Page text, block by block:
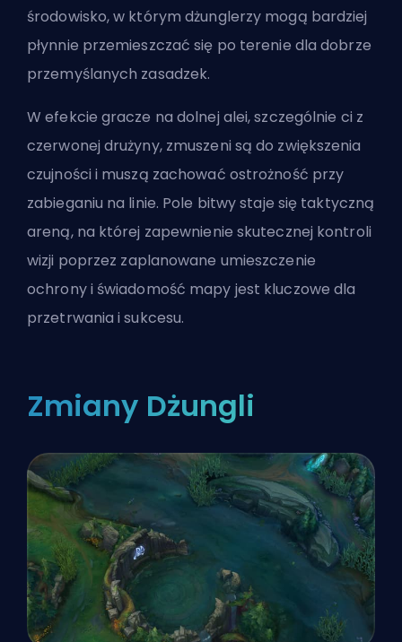
środowisko, w którym dżunglerzy mogą bardziej
płynnie przemieszczać się po terenie dla dobrze
przemyślanych zasadzek.
W efekcie gracze na dolnej alei, szczególnie ci z
czerwonej drużyny, zmuszeni są do zwiększenia
czujności i muszą zachować ostrożność przy
zabieganiu na linie. Pole bitwy staje się taktyczną
areną, na której zapewnienie skutecznej kontroli
wizji poprzez zaplanowane umieszczenie
ochrony i świadomość mapy jest kluczowe dla
przetrwania i sukcesu.
Zmiany Dżungli